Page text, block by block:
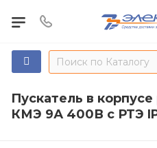
Пускатель в
КМЭ 9А 400В с РТЭ